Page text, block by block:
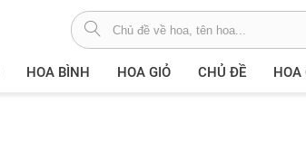
HOA BÌNH HOA GIỎ CHỦ ĐỀ HOA